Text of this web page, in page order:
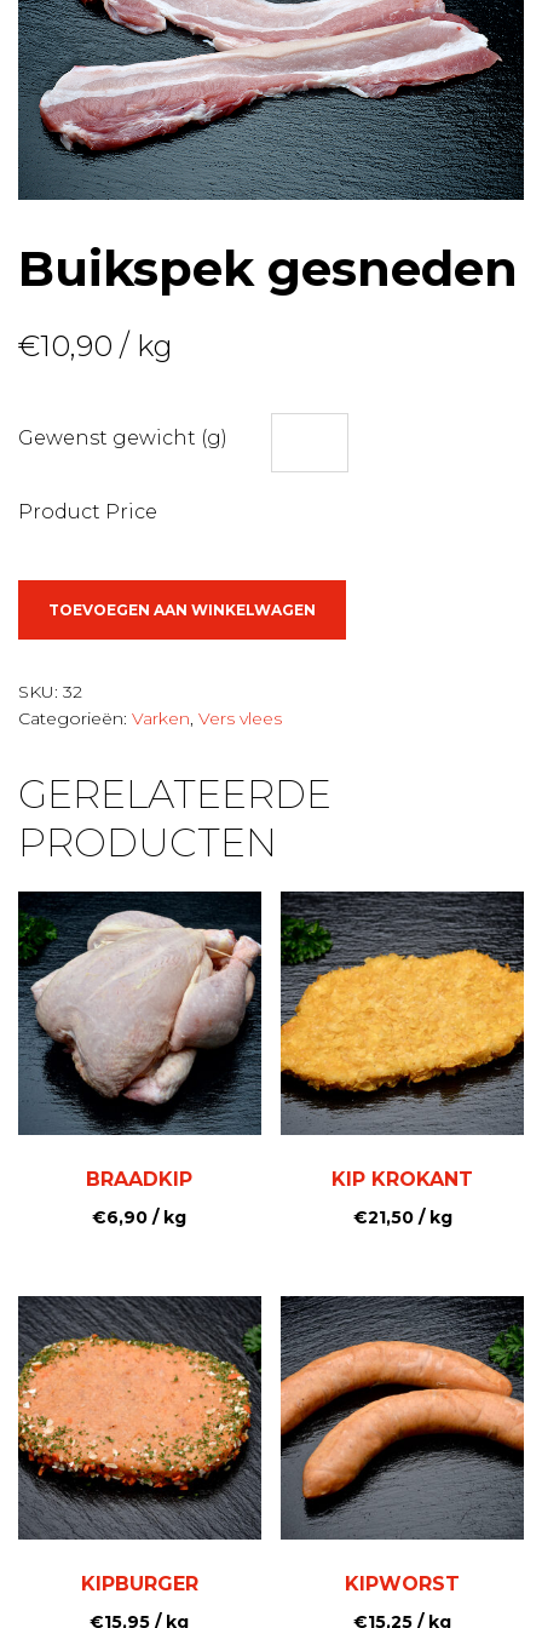
Buikspek gesneden
€10,90 / kg
Gewenst gewicht (g)
Product Price
TOEVOEGEN AAN WINKELWAGEN
SKU: 32
Categorieën: Varken, Vers vlees
GERELATEERDE
PRODUCTEN
BRAADKIP
€6,90 / kg
KIP KROKANT
€21,50/ kg
KIPBURGER
€15,95 / kg
KIPWORST
€15,25 / kg